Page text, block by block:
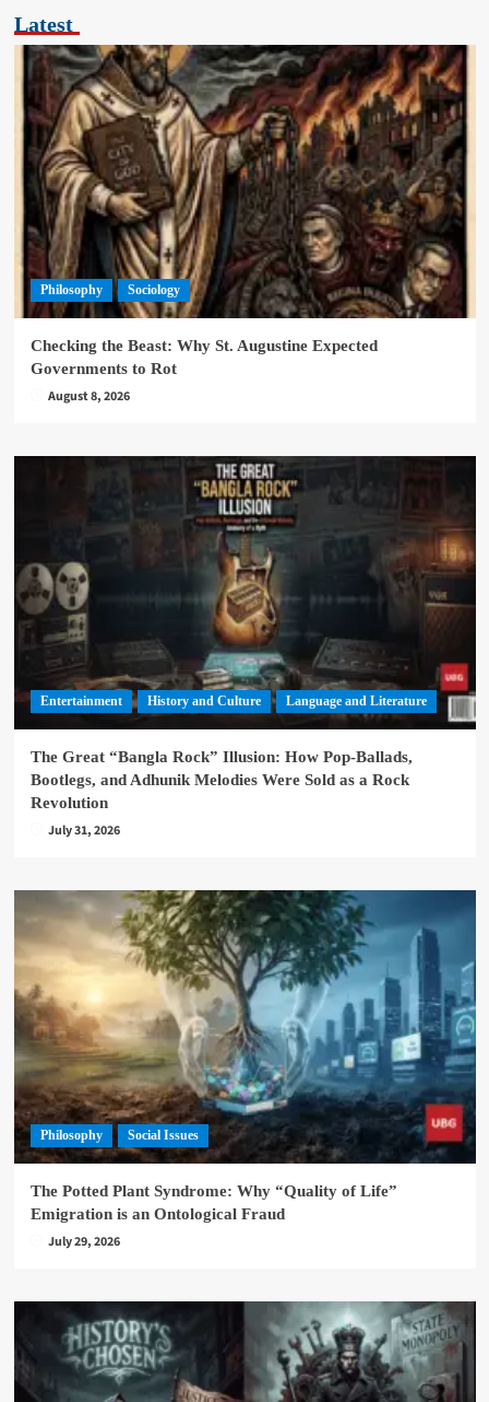
Latest
Philosophy Sociology
Checking the Beast: Why St. Augustine Expected
Governments to Rot
August 8, 2026
Entertainment History and Culture Language and Literature
The Great “Bangla Rock” Illusion: How Pop-Ballads,
Bootlegs, and Adhunik Melodies Were Sold as a Rock
Revolution
July 31, 2026
Philosophy Social Issues
The Potted Plant Syndrome: Why “Quality of Life”
Emigration is an Ontological Fraud
July 29, 2026